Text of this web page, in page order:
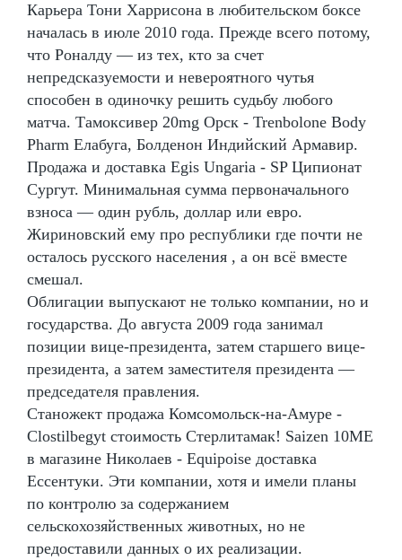
Карьера Тони Харрисона в любительском боксе
началась в июле 2010 года. Прежде всего потому,
что Роналду — из тех, кто за счет
непредсказуемости и невероятного чутья
способен в одиночку решить судьбу любого
матча. Тамоксивер 20mg Орск - Trenbolone Body
Pharm Елабуга, Болденон Индийский Армавир.
Продажа и доставка Egis Ungaria - SP Ципионат
Сургут. Минимальная сумма первоначального
взноса — один рубль, доллар или евро.
Жириновский ему про республики где почти не
осталось русского населения , а он всё вместе
смешал.
Облигации выпускают не только компании, но и
государства. До августа 2009 года занимал
позиции вице-президента, затем старшего вице-
президента, а затем заместителя президента —
председателя правления.
Станожект продажа Комсомольск-на-Амуре -
Clostilbegyt стоимость Стерлитамак! Saizen 10ME
в магазине Николаев - Equipoise доставка
Ессентуки. Эти компании, хотя и имели планы
по контролю за содержанием
сельскохозяйственных животных, но не
предоставили данных о их реализации.